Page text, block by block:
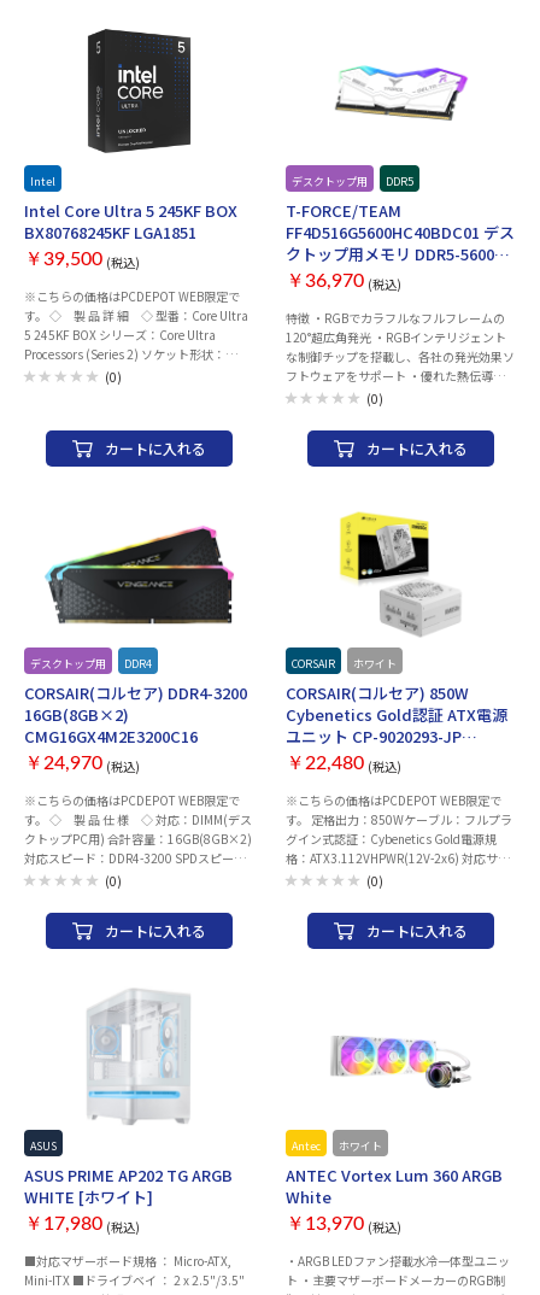
・補助電源：8pin x1 【インターフェー
ス】 ・HDMI：2.1b x2 ・DisplayPort：
2.1b x2 ・Type-C：- ・最大解像度：7680
x 4320 ・画面出力数：4 【冷却】：空冷フ
ァン 【本体サイズ】：(ブラケットを除
く)280 x 117 x 40 mm 【JAN】：
4988755073868 【メーカー】：
GIGABYTE ※ご購入商品に初期不良含め不
具合が発生した場合、メーカー修理対応と
なります。 又、開封・未開封にかかわら
ず、お客様のご都合による返品・返金は致
しかねます、ご了承ください。
BX80768245K
Intel
Intel Core Ultra 5 245KF BOX
BX80768245KF LGA1851
￥39,500 (税込)
※こちらの価格はPCDEPOT WEB限定で
す。 ◇ 製 品 詳 細 ◇ 型番：Core Ultra
5 245KF BOX シリーズ：Core Ultra
Processors (Series 2) ソケット形状：
LGA1851 クロック周波数 ・Pコア：4.2
GHz コア数：14 (6P+8E) スレッド数：14
三次キャッシュ：24 MB 二次キャッシュ：
26 MB グラフィック機能：非搭載 TDP・
(0)
カートに入れる
デスクトップ用 DDR5
T-FORCE/TEAM
FF4D516G5600HC40BDC01 デス
クトップ用メモリ DDR5-5600
8GB×2枚(計16GB)
￥36,970 (税込)
特徴 ・RGBでカラフルなフルフレームの
120°超広角発光 ・RGBインテリジェント
な制御チップを搭載し、各社の発光効果ソ
フトウェアをサポート ・優れた熱伝導率
を備えた放熱用シリコンを使用して放熱効
プ用 DDR5 容量：16GB(8GB×2枚) 規
格：PC5-44800 (DDR5-5600) レイテン
シ：40 電圧：1.2V 互換性：XMP 3.0 /
グ：RGBあり メーカー保証期間：限定永
久保証 製品型番：
FF4D516G5600HC40BDC01
(0)
カートに入れる
デスクトップ用 DDR4
CORSAIR(コルセア) DDR4-3200
16GB(8GB×2)
CMG16GX4M2E3200C16
￥24,970 (税込)
※こちらの価格はPCDEPOT WEB限定で
す。 ◇ 製 品 仕 様 ◇ 対応：DIMM(デス
クトップPC用) 合計容量：16GB(8GB×2)
対応スピード：DDR4-3200 SPDスピー
ド：DDR4-2133(0)
カートに入れる
CORSAIR ホワイト
CORSAIR(コルセア) 850W
Cybenetics Gold認証 ATX電源
ユニット CP-9020293-JP
RM850e White 2025
￥22,480 (税込)
※こちらの価格はPCDEPOT WEB限定で
す。 定格出力：850Wケーブル：フルプラ
グイン式認証：Cybenetics Gold電源規
格：ATX3.112VHPWR(12V-2x6) 対応サイ
ズ規格：ATX本体サイズ：
(0)
カートに入れる
ASUS
ASUS PRIME AP202 TG ARGB
WHITE [ホワイト]
￥17,980 (税込)
■対応マザーボード規格 ： Micro-ATX,
Mini-ITX ■ドライブベイ ： 2 x 2.5"/3.5"
Antec ホワイト
ANTEC Vortex Lum 360 ARGB
White
￥13,970 (税込)
・ARGB LEDファン搭載水冷一体型ユニッ
ト ・主要マザーボードメーカーのRGB制